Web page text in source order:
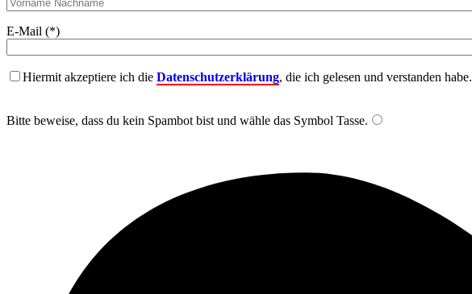
E-Mail (*)
Hiermit akzeptiere ich die Datenschutzerklärung, die ich gelesen und verstanden habe.
Bitte beweise, dass du kein Spambot bist und wähle das Symbol Tasse.